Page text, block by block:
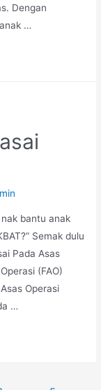
Dengan
…
bantu anak
Semak dulu
Pada Asas
(FAO)
Operasi
…